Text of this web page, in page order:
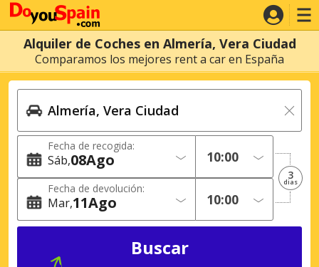
Alquiler de Coches en Almería, Vera Ciudad
Comparamos los mejores rent a car en España
Fecha de recogida:
Sáb 08Ago
Fecha de devolución:
Mar 11Ago
3
dias